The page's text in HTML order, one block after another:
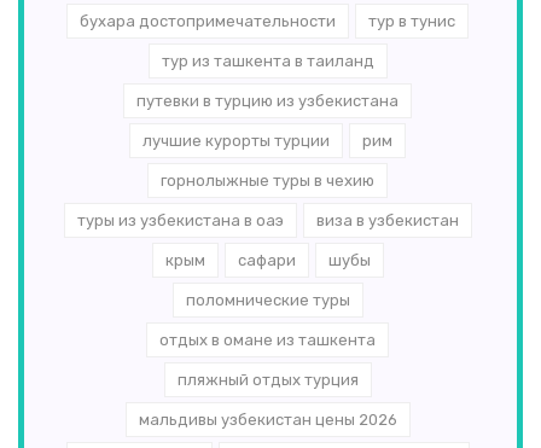
бухара достопримечательности тур в тунис
тур из ташкента в таиланд
путевки в турцию из узбекистана
лучшие курорты турции рим
горнолыжные туры в чехию
туры из узбекистана в оаэ виза в узбекистан
крым сафари шубы
поломнические туры
отдых в омане из ташкента
пляжный отдых турция
мальдивы узбекистан цены 2026